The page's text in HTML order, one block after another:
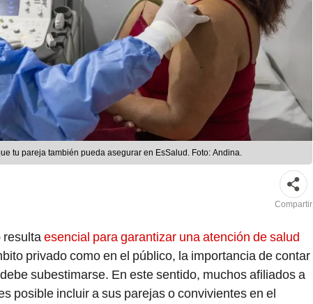
tu pareja también pueda asegurar en EsSalud. Foto: Andina.
Compartir
resultaesencial para garantizar una atención de salud
privado como en el público, la importancia de contar
subestimarse. En este sentido, muchos afiliados a
posible incluir a sus parejas o convivientes en el